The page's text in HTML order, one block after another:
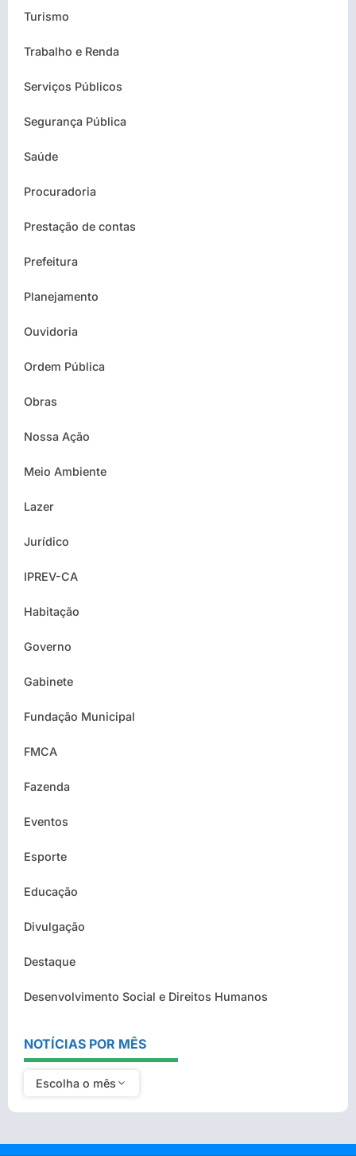
Turismo
Trabalho e Renda
Serviços Públicos
Segurança Pública
Saúde
Procuradoria
Prestação de contas
Prefeitura
Planejamento
Ouvidoria
Ordem Pública
Obras
Nossa Ação
Meio Ambiente
Lazer
Jurídico
IPREV-CA
Habitação
Governo
Gabinete
Fundação Municipal
FMCA
Fazenda
Eventos
Esporte
Educação
Divulgação
Destaque
Desenvolvimento Social e Direitos Humanos
NOTÍCIAS POR MÊS
Escolha o mês